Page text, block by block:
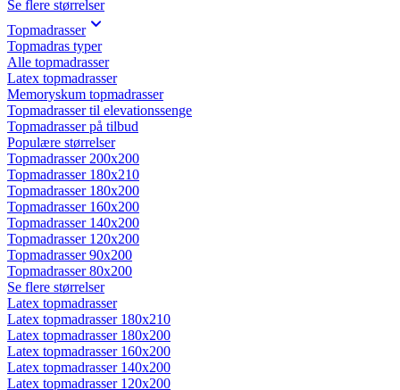
Se flere størrelser
Topmadrasser
Topmadras typer
Alle topmadrasser
Latex topmadrasser
Memoryskum topmadrasser
Topmadrasser til elevationssenge
Topmadrasser på tilbud
Populære størrelser
Topmadrasser 200x200
Topmadrasser 180x210
Topmadrasser 180x200
Topmadrasser 160x200
Topmadrasser 140x200
Topmadrasser 120x200
Topmadrasser 90x200
Topmadrasser 80x200
Se flere størrelser
Latex topmadrasser
Latex topmadrasser 180x210
Latex topmadrasser 180x200
Latex topmadrasser 160x200
Latex topmadrasser 140x200
Latex topmadrasser 120x200